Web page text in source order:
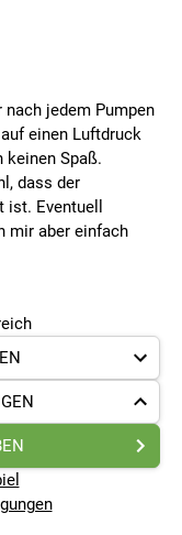
jedem Pumpen
einen Luftdruck
keinen Spaß.
dass der
Eventuell
mir aber einfach